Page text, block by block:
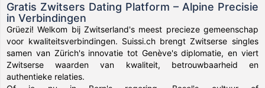
Gratis Zwitsers Dating Platform – Alpine Precisie
in Verbindingen
Grüezi! Welkom bij Zwitserland's meest precieze gemeenschap
voor kwaliteitsverbindingen. Suissi.ch brengt Zwitserse singles
samen van Zürich's innovatie tot Genève's diplomatie, en viert
Zwitserse waarden van kwaliteit, betrouwbaarheid en
authentieke relaties.